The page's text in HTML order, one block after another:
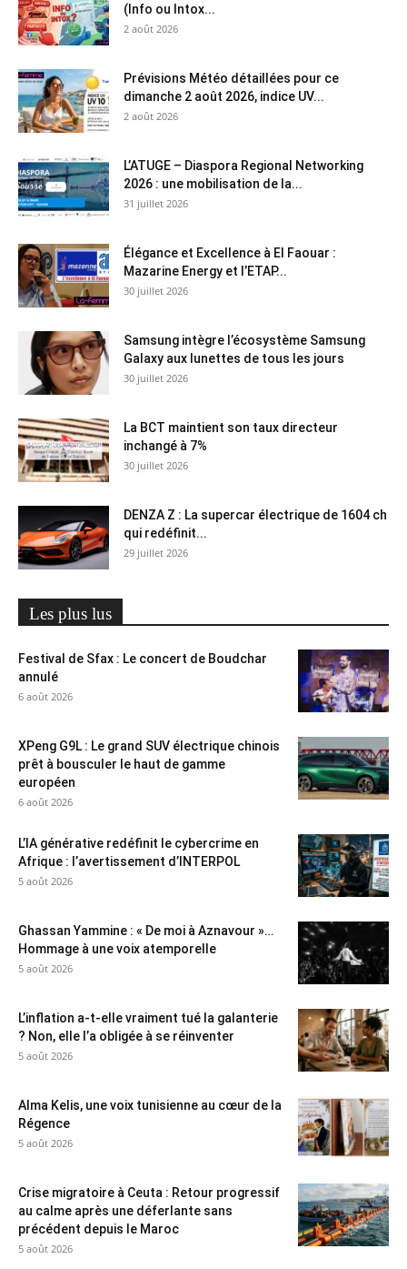
(Info ou Intox...
2 août 2026
Prévisions Météo détaillées pour ce
dimanche 2 août 2026, indice UV...
2 août 2026
L’ATUGE – Diaspora Regional Networking
2026 : une mobilisation de la...
31 juillet 2026
Élégance et Excellence à El Faouar :
Mazarine Energy et l’ETAP...
30 juillet 2026
Samsung intègre l’écosystème Samsung
Galaxy aux lunettes de tous les jours
30 juillet 2026
La BCT maintient son taux directeur
inchangé à 7%
30 juillet 2026
DENZA Z : La supercar électrique de 1604 ch
qui redéfinit...
29 juillet 2026
Les plus lus
Festival de Sfax : Le concert de Boudchar
annulé
6 août 2026
XPeng G9L : Le grand SUV électrique chinois
prêt à bousculer le haut de gamme
européen
6 août 2026
L’IA générative redéfinit le cybercrime en
Afrique : l’avertissement d’INTERPOL
5 août 2026
Ghassan Yammine : « De moi à Aznavour »…
Hommage à une voix atemporelle
5 août 2026
L’inflation a-t-elle vraiment tué la galanterie
? Non, elle l’a obligée à se réinventer
5 août 2026
Alma Kelis, une voix tunisienne au cœur de la
Régence
5 août 2026
Crise migratoire à Ceuta : Retour progressif
au calme après une déferlante sans
précédent depuis le Maroc
5 août 2026